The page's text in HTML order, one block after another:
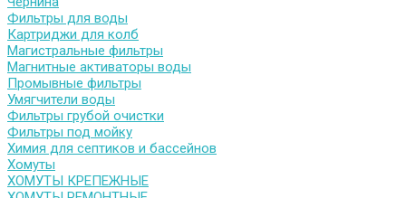
Фильтры для воды
Картриджи для колб
Магистральные фильтры
Магнитные активаторы воды
Промывные фильтры
Умягчители воды
Фильтры грубой очистки
Фильтры под мойку
Химия для септиков и бассейнов
Хомуты
ХОМУТЫ КРЕПЕЖНЫЕ